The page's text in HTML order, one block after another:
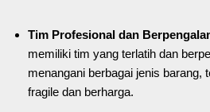
Tim Profesional dan
memiliki tim yang terlatih dan
menangani berbagai jenis barang,
fragile dan berharga.